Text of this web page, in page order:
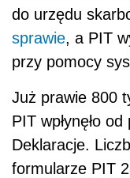
do urzędu
sprawie, a PIT
przy pomocy
Już prawie 800
PIT wpłynęło
Deklaracje.
formularze PIT